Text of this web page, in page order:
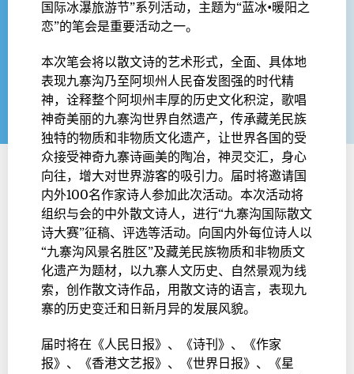
国际冰瀑旅游节”系列活动，主题为“蓝冰•暖阳之
恋”的笔会是重要活动之一。
本次笔会将以散文诗的艺术形式，全面、具体地
表现九寨沟乃至阿坝州人民奋发图强的时代精
神，诠释整个阿坝州丰厚的历史文化积淀，歌唱
神奇美丽的九寨沟世界自然遗产，传承藏羌民族
独特的物质和非物质文化遗产，让世界各国的受
众接受神奇九寨诗画美的陶冶，神灵交汇，身心
向往，增大对世界游客的吸引力。届时将邀请国
内外100名作家诗人参加此次活动。本次活动将
组织与会的中外散文诗人，进行“九寨沟国际散文
诗大赛”征稿、评选等活动。向国内外每位诗人以
“九寨沟风景名胜区”及藏羌民族物质和非物质文
化遗产为题材，以九寨人文历史、自然景观为线
索，创作散文诗作品，用散文诗的语言，表现九
寨的历史变迁和日新月异的发展风貌。
届时将在《人民日报》、《诗刊》、《作家
报》、《香港文艺报》、《世界日报》、《星